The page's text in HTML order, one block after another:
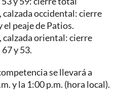
calzada occidental: cierre
peaje de Patios.
calzada oriental: cierre
y 53.
se llevará a
y la 1:00 p.m. (hora local).